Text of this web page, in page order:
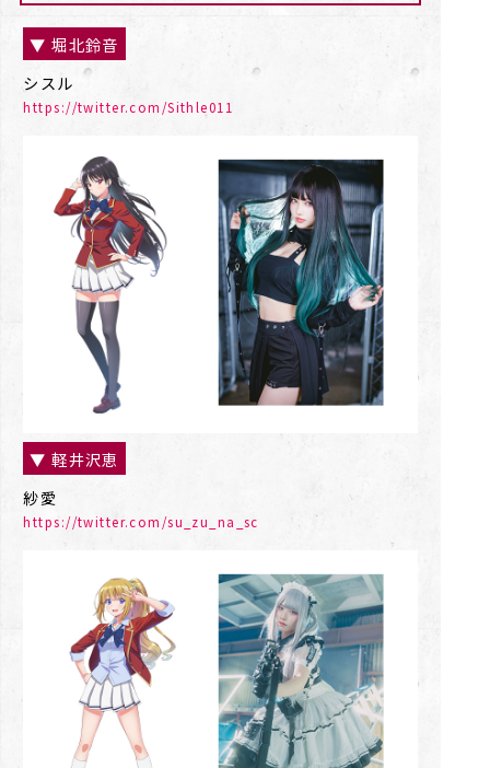
▼ 堀北鈴音
シスル
https://twitter.com/Sithle011
▼ 軽井沢恵
紗愛
https://twitter.com/su_zu_na_sc